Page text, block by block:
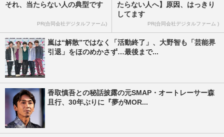
それ、当たらない人の典型です
PR(合同会社デジタルファーム)
たらない人へ】原因、はっきり
してます
PR(合同会社デジタルファーム )
嵐は“解散”ではなく「活動終了」、大野智も「芸能界
引退」をほのめかさず…最後まで...
香取慎吾との秘話披露の元SMAP・オートレーサー森
且行、30年ぶりに『夢がMOR...